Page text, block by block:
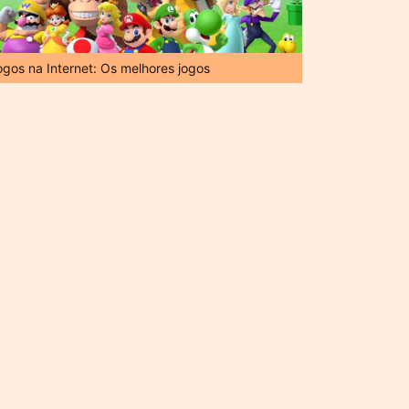
na Internet: Os melhores jogos